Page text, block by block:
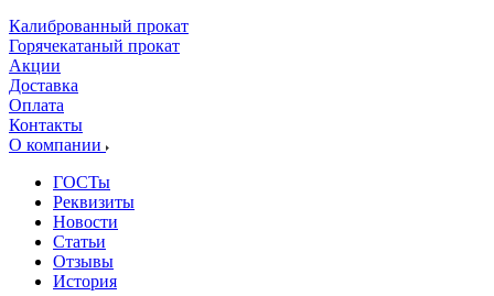
Калиброванный прокат
Горячекатаный прокат
Акции
Доставка
Оплата
Контакты
О компании
ГОСТы
Реквизиты
Новости
Статьи
Отзывы
История